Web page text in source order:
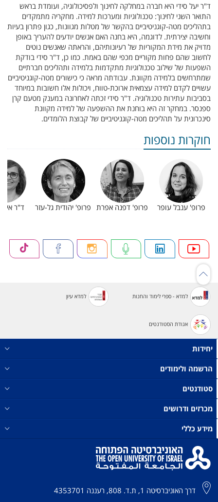
ד"ר יעל סידי היא חברה במחלקה לחינוך ולפסיכולוגיה, ועומדת בראש
התואר השני לחינוך: טכנולוגיות ומערכות למידה. מחקריה מתמקדים
בתהליכים מטה-קוגניטיביים בהקשר של מטלות מגוונות, כגון פתרון בעיות
וחשיבה יצירתית. לדוגמה, היא בחנה האם אנשים יודעים להעריך באופן
מדויק את מידת המקוריות של רעיונותיהם, והראתה שאנשים נוטים
לחשוב שהם פחות מקוריים מכפי שהם באמת. כמו כן, ד"ר סידי בודקת
השפעות של שילוב טכנולוגיות מתקדמות בלמידה ותהליכים חברתיים
שמתרחשים בלמידה מקוונת. עבודתה מראה כי כישורים מטה-קוגניטיביים
עשויים לקדם למידה עצמאית ארוכת-טווח, ויכולות אלו חשובות במיוחד
בסביבות עתירות טכנולוגיה. ד"ר סידי זכתה לאחרונה במענק מטעם קרן
ספנסר. במחקר זה היא בוחנת את ההשפעה של למידה מקוונת
סינכרונית על תהליכים מטה-קוגניטיביים של קבוצת הלומדים.
חוקרות נוספות
פרופ' ענבל עופר פרופ' דפנה אפרת פרופ' יהודית גל-עזר ד"ר אינה
למדא - ספרי לימוד והחנות למדא עיון
אגודת הסטודנטים
יחידות
הרשמה ולימודים
סטודנטים
מכרזים ודרושים
מידע כללי
דרך האוניברסיטה 1, ת.ד. 808, רעננה 4353701